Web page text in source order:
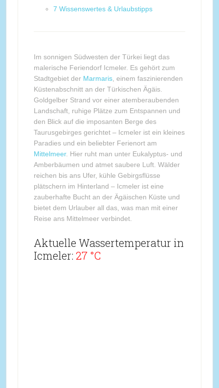
7 Wissenswertes & Urlaubstipps
Im sonnigen Südwesten der Türkei liegt das
malerische Feriendorf Icmeler. Es gehört zum
Stadtgebiet der Marmaris, einem faszinierenden
Küstenabschnitt an der Türkischen Ägäis.
Goldgelber Strand vor einer atemberaubenden
Landschaft, ruhige Plätze zum Entspannen und
den Blick auf die imposanten Berge des
Taurusgebirges gerichtet – Icmeler ist ein kleines
Paradies und ein beliebter Ferienort am
Mittelmeer. Hier ruht man unter Eukalyptus- und
Amberbäumen und atmet saubere Luft. Wälder
reichen bis ans Ufer, kühle Gebirgsflüsse
plätschern im Hinterland – Icmeler ist eine
zauberhafte Bucht an der Ägäischen Küste und
bietet dem Urlauber all das, was man mit einer
Reise ans Mittelmeer verbindet.
Aktuelle Wassertemperatur in
Icmeler: 27 °C